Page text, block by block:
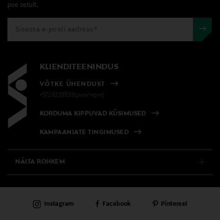
poe ostult.
KLIENDITEENINDUS
VÕTKE ÜHENDUST
+372 6339539(pvm/mpm)
KORDUMA KIPPUVAD KÜSIMUSED
KAMPAANIATE TINGIMUSED
NÄITA ROHKEM
PÜSIKLIENDITEENINDUS
Instagram Facebook Pinterest